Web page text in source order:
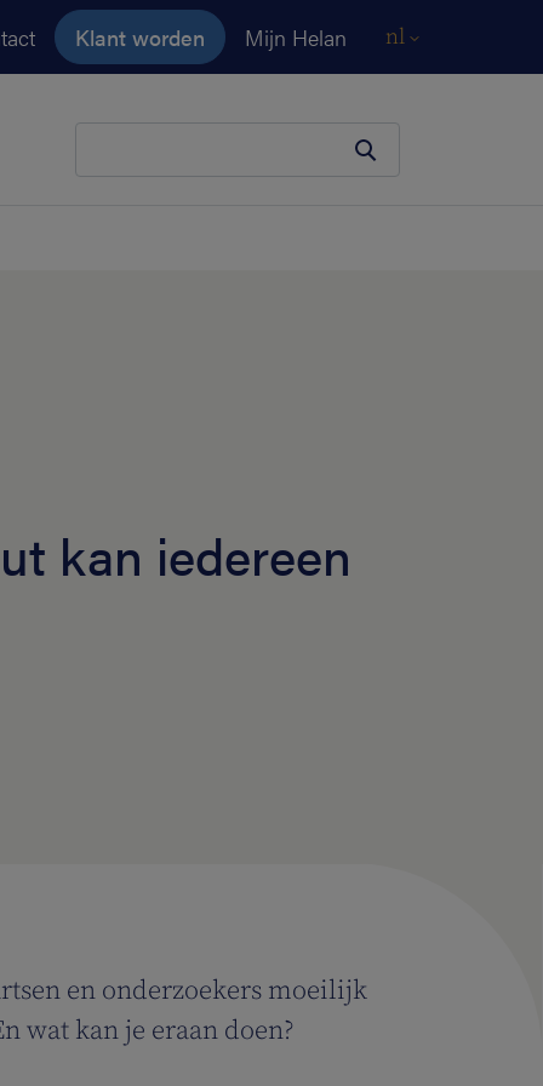
Klant worden Mijn Helan nl
kan iedereen
en onderzoekers moeilijk
wat kan je eraan doen?